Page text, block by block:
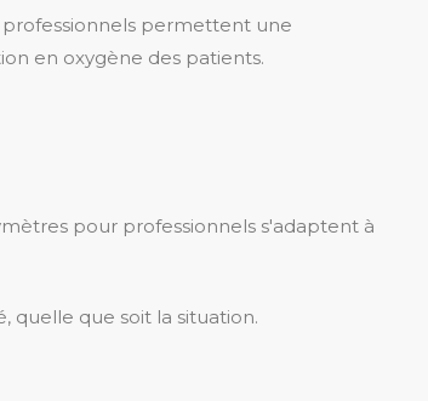
professionnels permettent une
en oxygène des patients.
pour professionnels s'adaptent à
quelle que soit la situation.